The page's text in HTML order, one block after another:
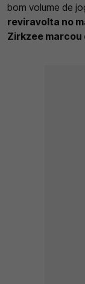
bom volume de
reviravolta no
Zirkzee marcou